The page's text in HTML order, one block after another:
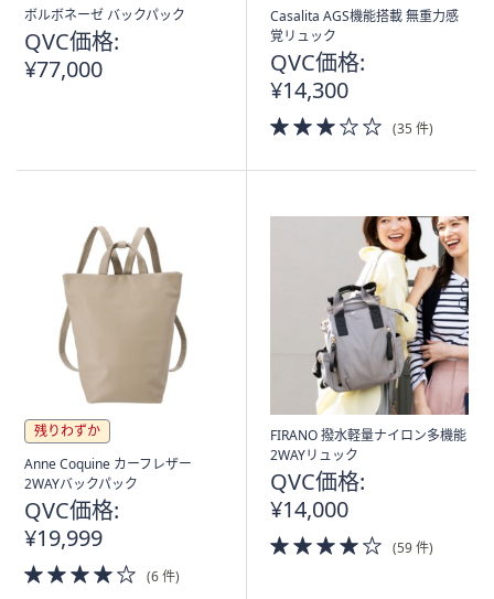
ボルボネーゼ バックパック
QVC価格:
¥77,000
Casalita AGS機能搭載 無重力感
覚リュック
QVC価格:
¥14,300
3.0
of
(35 件)
残りわずか
Anne Coquine カーフレザー
2WAYバックパック
QVC価格:
¥19,999
4.0
of
(6 件)
FIRANO 撥水軽量ナイロン多機能
2WAYリュック
QVC価格:
¥14,000
4.0
of
(59 件)